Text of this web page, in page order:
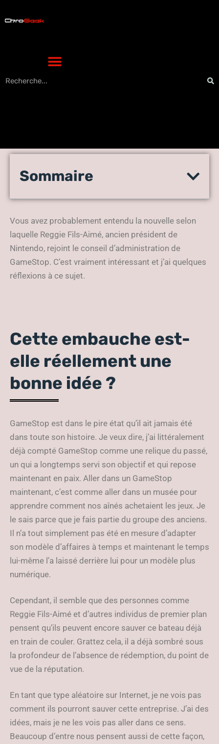
L’embauche de Reggie Fils-
inattendu, mais efficace ?
Sommaire
Vous avez probablement entendu la nouvelle selon
laquelle Reggie Fils-Aimé, ancien président de
Nintendo, rejoint le conseil d’administration de
GameStop. C’est vraiment intéressant et j’ai quelques
réflexions à ce sujet.
Cette embauche est-
elle réellement une
bonne idée ?
GameStop est dans le pire état qu’il ait jamais été
dans toute son histoire. Je veux dire, j’ai littéralement
déjà compté GameStop comme une relique du passé,
un qui a longtemps servi son objectif et qui repose
maintenant en paix. Aller dans un GameStop
maintenant, c’est comme aller dans un musée pour
apprendre comment nos aînés achetaient les jeux. Je
le sais parce que je fais partie du groupe des anciens.
Il n’a tout simplement pas été en mesure d’adapter
son modèle d’affaires à temps et maintenant le temps
lui-même l’a laissé derrière lui pour un modèle plus
numérique.
Cependant, il semble que des personnes comme
Reggie Fils-Aimé et d’autres individus de premier plan
pensent qu’ils peuvent encore sauver ce bateau déjà
en train de couler. Grattez cela, il a déjà sombré sous
la profondeur de l’absence de rédemption, du point de
vue de la réputation.
En tant que type aléatoire sur Internet, je ne vois pas
comment ils pourront sauver cette entreprise. J’ai des
idées, mais je ne les vois pas aller dans ce sens.
Beaucoup d’entre nous pensent aussi de cette façon,